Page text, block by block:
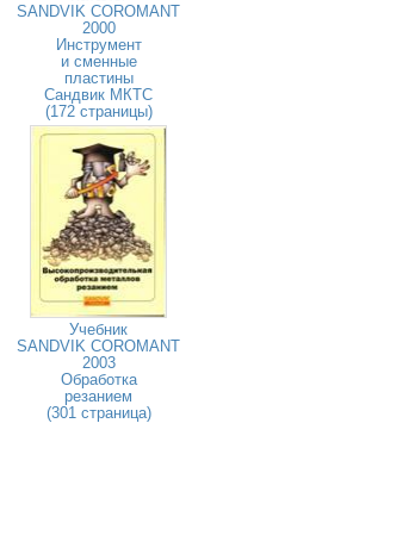
SANDVIK COROMANT
2000
Инструмент
и сменные
пластины
Сандвик МКТС
(172 страницы)
Учебник
SANDVIK COROMANT
2003
Обработка
резанием
(301 страница)